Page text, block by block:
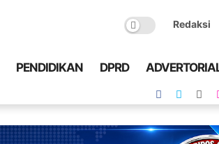
Redaksi
PENDIDIKAN DPRD